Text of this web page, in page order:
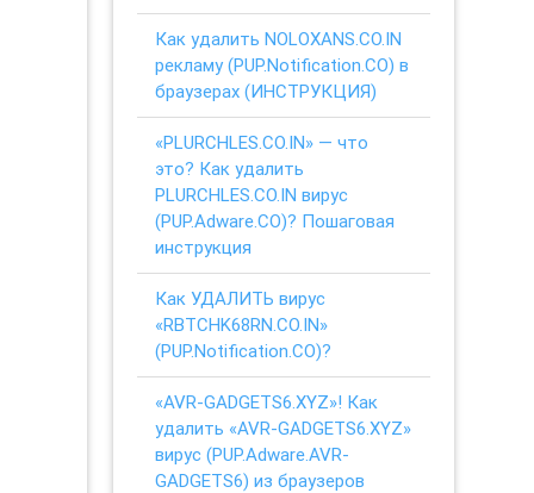
Как удалить NOLOXANS.CO.IN
рекламу (PUP.Notification.CO) в
браузерах (ИНСТРУКЦИЯ)
«PLURCHLES.CO.IN» — что
это? Как удалить
PLURCHLES.CO.IN вирус
(PUP.Adware.CO)? Пошаговая
инструкция
Как УДАЛИТЬ вирус
«RBTCHK68RN.CO.IN»
(PUP.Notification.CO)?
«AVR-GADGETS6.XYZ»! Как
удалить «AVR-GADGETS6.XYZ»
вирус (PUP.Adware.AVR-
GADGETS6) из браузеров